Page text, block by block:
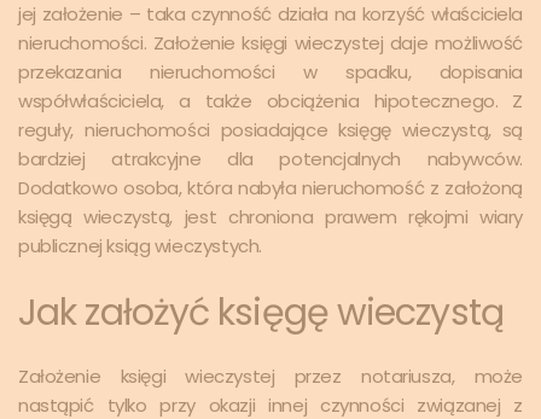
jej założenie – taka czynność działa na korzyść właściciela
nieruchomości. Założenie księgi wieczystej daje możliwość
przekazania nieruchomości w spadku, dopisania
współwłaściciela, a także obciążenia hipotecznego. Z
reguły, nieruchomości posiadające księgę wieczystą, są
bardziej atrakcyjne dla potencjalnych nabywców.
Dodatkowo osoba, która nabyła nieruchomość z założoną
księgą wieczystą, jest chroniona prawem rękojmi wiary
publicznej ksiąg wieczystych.
Jak założyć księgę wieczystą
Założenie księgi wieczystej przez notariusza, może
nastąpić tylko przy okazji innej czynności związanej z